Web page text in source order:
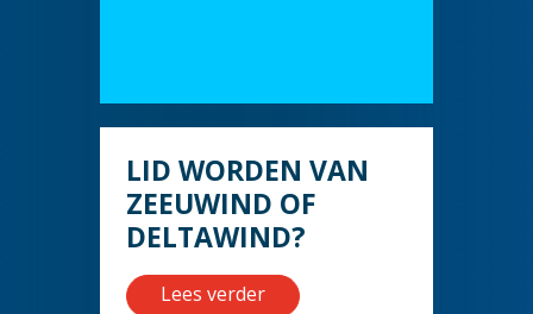
LID WORDEN VAN
ZEEUWIND OF
DELTAWIND?
Lees verder